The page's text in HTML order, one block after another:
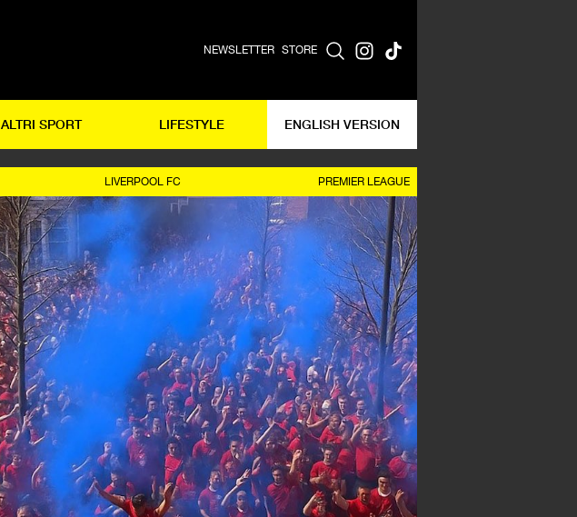
NEWSLETTER STORE
ALTRI SPORT LIFESTYLE ENGLISH VERSION
LIVERPOOL FC PREMIER LEAGUE